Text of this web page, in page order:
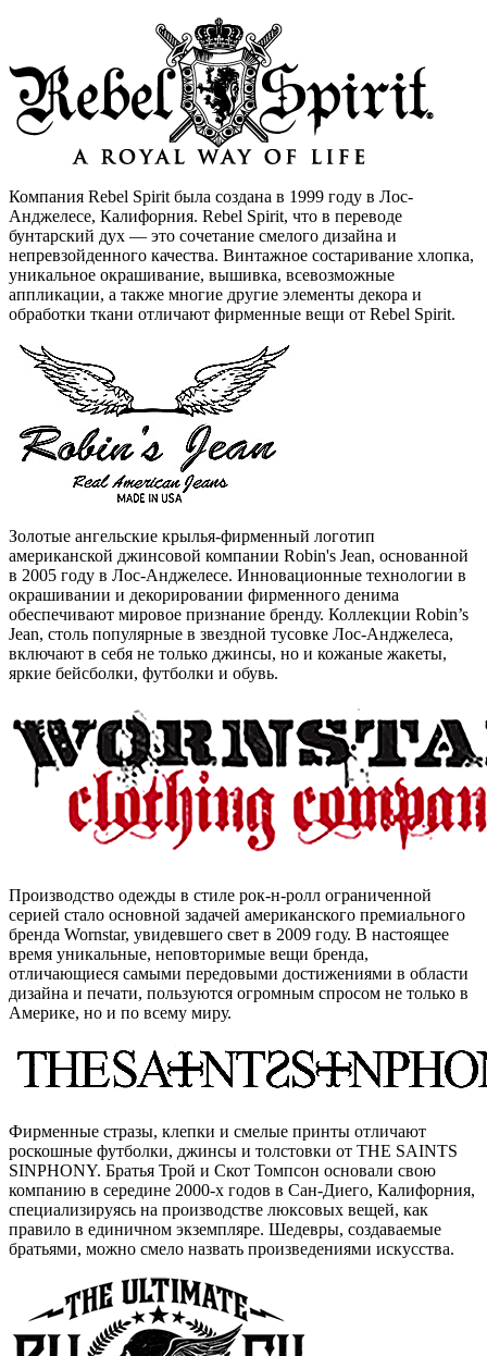
Компания Rebel Spirit была создана в 1999 году в Лос-
Анджелесе, Калифорния. Rebel Spirit, что в переводе
бунтарский дух — это сочетание смелого дизайна и
непревзойденного качества. Винтажное состаривание хлопка,
уникальное окрашивание, вышивка, всевозможные
аппликации, а также многие другие элементы декора и
обработки ткани отличают фирменные вещи от Rebel Spirit.
Золотые ангельские крылья-фирменный логотип
американской джинсовой компании Robin's Jean, основанной
в 2005 году в Лос-Анджелесе. Инновационные технологии в
окрашивании и декорировании фирменного денима
обеспечивают мировое признание бренду. Коллекции Robin’s
Jean, столь популярные в звездной тусовке Лос-Анджелеса,
включают в себя не только джинсы, но и кожаные жакеты,
яркие бейсболки, футболки и обувь.
Производство одежды в стиле рок-н-ролл ограниченной
серией стало основной задачей американского премиального
бренда Wornstar, увидевшего свет в 2009 году. В настоящее
время уникальные, неповторимые вещи бренда,
отличающиеся самыми передовыми достижениями в области
дизайна и печати, пользуются огромным спросом не только в
Америке, но и по всему миру.
Фирменные стразы, клепки и смелые принты отличают
роскошные футболки, джинсы и толстовки от THE SAINTS
SINPHONY. Братья Трой и Скот Томпсон основали свою
компанию в середине 2000-х годов в Сан-Диего, Калифорния,
специализируясь на производстве люксовых вещей, как
правило в единичном экземпляре. Шедевры, создаваемые
братьями, можно смело назвать произведениями искусства.